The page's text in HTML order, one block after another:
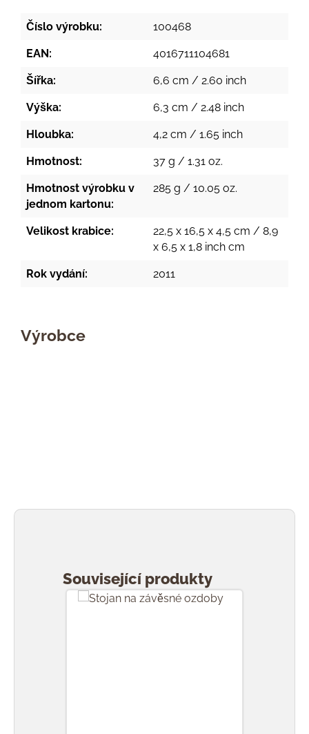
Číslo výrobku: 100468
EAN: 4016711104681
Šířka: 6,6 cm / 2.60 inch
Výška: 6,3 cm / 2.48 inch
Hloubka: 4,2 cm / 1.65 inch
Hmotnost: 37 g / 1.31 oz.
Hmotnost výrobku v
jednom kartonu:
285 g / 10.05 oz.
Velikost krabice:
22,5 x 16,5 x 4,5 cm / 8,9
x 6,5 x 1,8 inch cm
Rok vydání: 2011
Výrobce
Související produkty